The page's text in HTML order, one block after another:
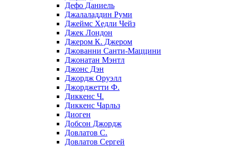
Дефо Даниель
Джалаладдин Руми
Джеймс Хедли Чейз
Джек Лондон
Джером К. Джером
Джованни Санти-Маццини
Джонатан Мэнтл
Джонс Дэн
Джордж Оруэлл
Джорджетти Ф.
Диккенс Ч.
Диккенс Чарльз
Диоген
Добсон Джордж
Довлатов С.
Довлатов Сергей